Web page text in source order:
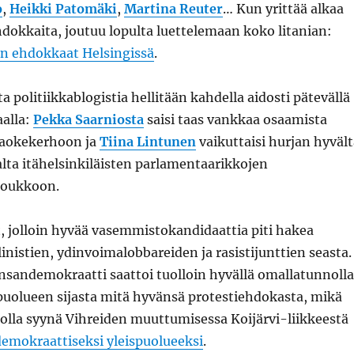
, Heikki Patomäki, Martina Reuter… Kun yrittää alkaa
joutuu lopulta luettelemaan koko litanian:
ehdokkaat Helsingissä.
politiikkablogistia hellitään kahdella aidosti pätevällä
Pekka Saarniostasaisi taas vankkaa osaamista
ja Tiina Lintunenvaikuttaisi hurjan
itähelsinkiläisten parlamentaarikkojen
jolloin hyvää vasemmistokandidaattia piti hakea
ydinvoimalobbareiden ja rasistijunttien seasta.
saattoi tuolloin hyvällä omallatunnolla
sijasta mitä hyvänsä protestiehdokasta, mikä
syynä Vihreiden muuttumisessa Koijärvi-liikkeestä
yleispuolueeksi.